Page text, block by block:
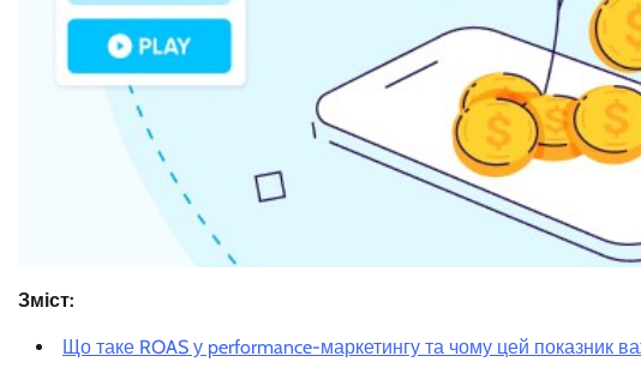
Зміст:
Що таке ROAS у performance-маркетингу та чому цей показник